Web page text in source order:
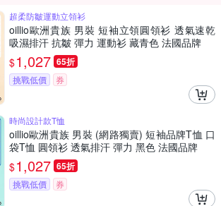
超柔防皺運動立領衫
oillio歐洲貴族 男裝 短袖立領圓領衫 透氣速乾
吸濕排汗 抗皺 彈力 運動衫 藏青色 法國品牌
$1,027 65折
挑戰低價 券
時尚設計款T恤
oillio歐洲貴族 男裝 (網路獨賣) 短袖品牌T恤 口
袋T恤 圓領衫 透氣排汗 彈力 黑色 法國品牌
$1,027 65折
挑戰低價 券